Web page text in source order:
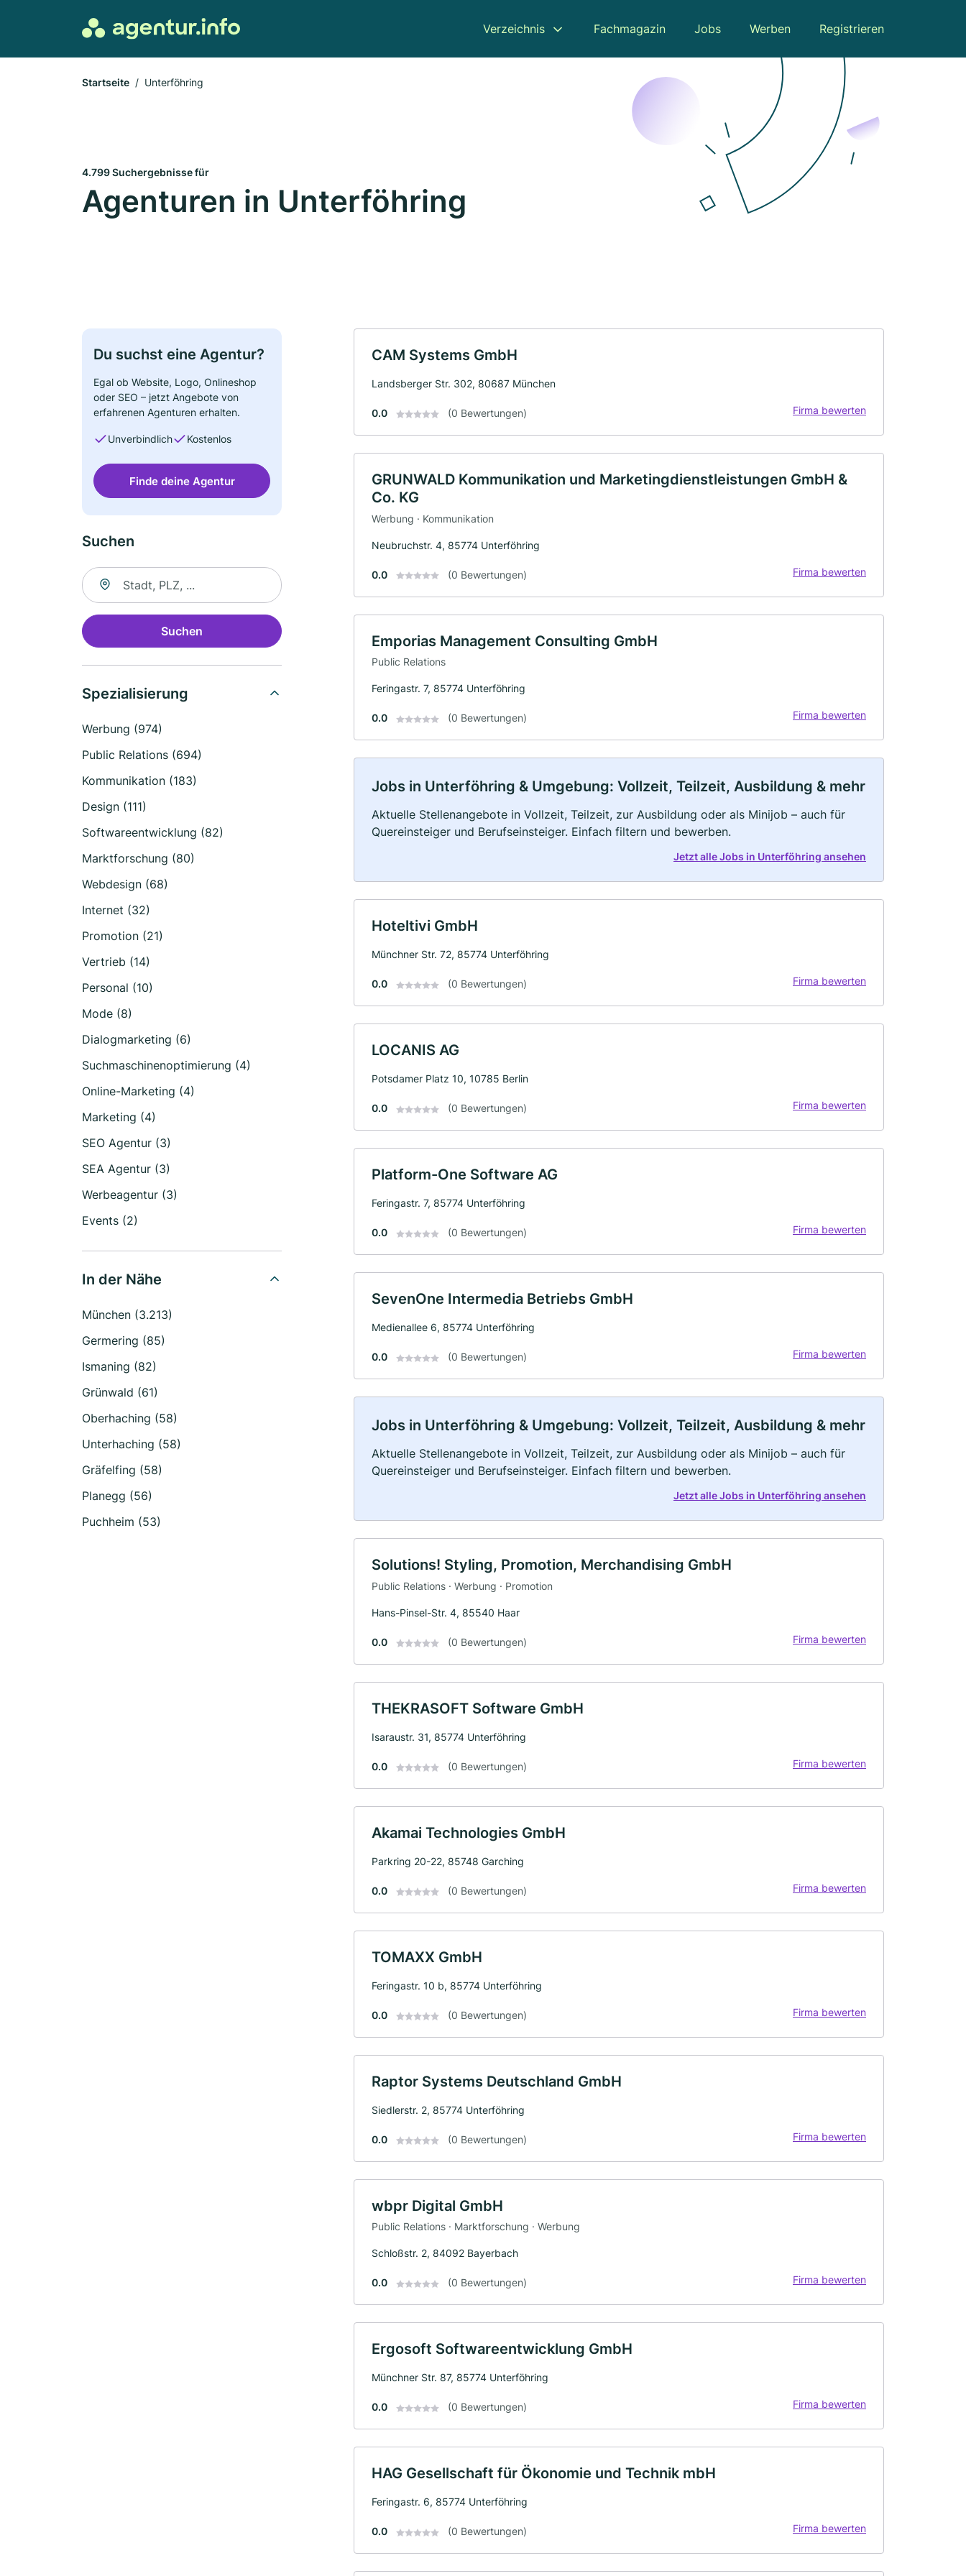
Verzeichnis Fachmagazin Jobs Werben Registrieren
Startseite Unterföhring
4.799 Suchergebnisse für
Agenturen in Unterföhring
Du suchst eine Agentur?
Egal ob Website, Logo, Onlineshop
oder SEO – jetzt Angebote von
erfahrenen Agenturen erhalten.
Unverbindlich Kostenlos
Finde deine Agentur
Suchen
Suche nach Ort
Suchen
Spezialisierung
Werbung (974)
Public Relations (694)
Kommunikation (183)
Design (111)
Softwareentwicklung (82)
Marktforschung (80)
Webdesign (68)
Internet (32)
Promotion (21)
Vertrieb (14)
Personal (10)
Mode (8)
Dialogmarketing (6)
Suchmaschinenoptimierung (4)
Online-Marketing (4)
Marketing (4)
SEO Agentur (3)
SEA Agentur (3)
Werbeagentur (3)
Events (2)
In der Nähe
München (3.213)
Germering (85)
Ismaning (82)
Grünwald (61)
Oberhaching (58)
Unterhaching (58)
Gräfelfing (58)
Planegg (56)
Puchheim (53)
CAM Systems GmbH
Landsberger Str. 302, 80687 München
0.0 (0 Bewertungen) Firma bewerten
GRUNWALD Kommunikation und Marketingdienstleistungen GmbH &
Co. KG
Werbung · Kommunikation
Neubruchstr. 4, 85774 Unterföhring
0.0 (0 Bewertungen) Firma bewerten
Emporias Management Consulting GmbH
Public Relations
Feringastr. 7, 85774 Unterföhring
0.0 (0 Bewertungen) Firma bewerten
Jobs in Unterföhring & Umgebung: Vollzeit, Teilzeit, Ausbildung & mehr
Aktuelle Stellenangebote in Vollzeit, Teilzeit, zur Ausbildung oder als Minijob – auch für
Quereinsteiger und Berufseinsteiger. Einfach filtern und bewerben.
Jetzt alle Jobs in Unterföhring ansehen
Hoteltivi GmbH
Münchner Str. 72, 85774 Unterföhring
0.0 (0 Bewertungen) Firma bewerten
LOCANIS AG
Potsdamer Platz 10, 10785 Berlin
0.0 (0 Bewertungen) Firma bewerten
Platform-One Software AG
Feringastr. 7, 85774 Unterföhring
0.0 (0 Bewertungen) Firma bewerten
SevenOne Intermedia Betriebs GmbH
Medienallee 6, 85774 Unterföhring
0.0 (0 Bewertungen) Firma bewerten
Jobs in Unterföhring & Umgebung: Vollzeit, Teilzeit, Ausbildung & mehr
Aktuelle Stellenangebote in Vollzeit, Teilzeit, zur Ausbildung oder als Minijob – auch für
Quereinsteiger und Berufseinsteiger. Einfach filtern und bewerben.
Jetzt alle Jobs in Unterföhring ansehen
Solutions! Styling, Promotion, Merchandising GmbH
Public Relations · Werbung · Promotion
Hans-Pinsel-Str. 4, 85540 Haar
0.0 (0 Bewertungen) Firma bewerten
THEKRASOFT Software GmbH
Isaraustr. 31, 85774 Unterföhring
0.0 (0 Bewertungen) Firma bewerten
Akamai Technologies GmbH
Parkring 20-22, 85748 Garching
0.0 (0 Bewertungen) Firma bewerten
TOMAXX GmbH
Feringastr. 10 b, 85774 Unterföhring
0.0 (0 Bewertungen) Firma bewerten
Raptor Systems Deutschland GmbH
Siedlerstr. 2, 85774 Unterföhring
0.0 (0 Bewertungen) Firma bewerten
wbpr Digital GmbH
Public Relations · Marktforschung · Werbung
Schloßstr. 2, 84092 Bayerbach
0.0 (0 Bewertungen) Firma bewerten
Ergosoft Softwareentwicklung GmbH
Münchner Str. 87, 85774 Unterföhring
0.0 (0 Bewertungen) Firma bewerten
HAG Gesellschaft für Ökonomie und Technik mbH
Feringastr. 6, 85774 Unterföhring
0.0 (0 Bewertungen) Firma bewerten